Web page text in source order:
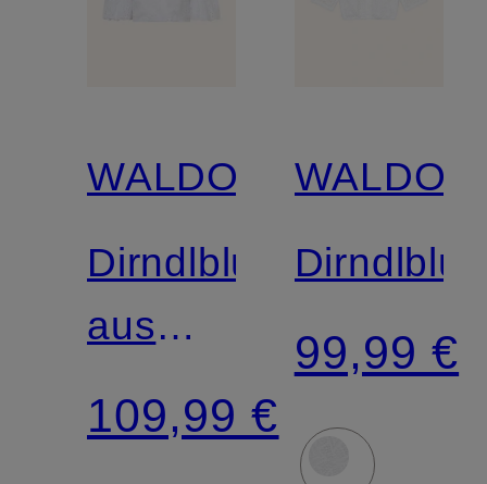
WALDORFF
Dirndlbluse
aus
Lochspitze
109,99 €
99,99 €